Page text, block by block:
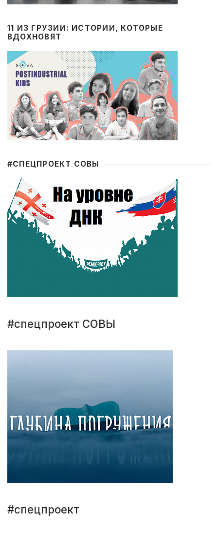
11 ИЗ ГРУЗИИ: ИСТОРИИ, КОТОРЫЕ
ВДОХНОВЯТ
#CПЕЦПРОЕКТ СОВЫ
#спецпроект СОВЫ
#спецпроект